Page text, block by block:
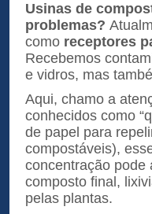
Usinas de
problemas?
como receptores
Recebemos
e vidros, mas
Aqui, chamo a
conhecidos como
de papel para
compostáveis),
concentração pode
composto final,
pelas plantas.